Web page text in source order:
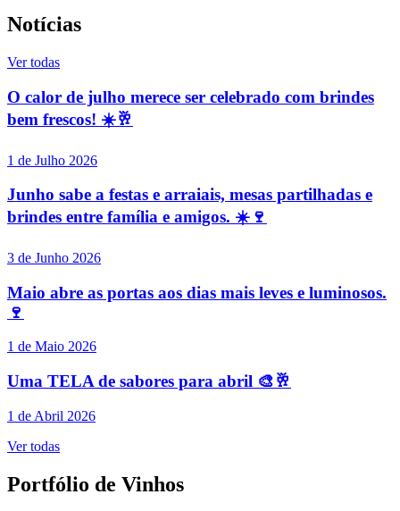
Notícias
Ver todas
O calor de julho merece ser celebrado com brindes
bem frescos! ☀️🥂
1 de Julho 2026
Junho sabe a festas e arraiais, mesas partilhadas e
brindes entre família e amigos. ☀️🍷
3 de Junho 2026
Maio abre as portas aos dias mais leves e luminosos.
🍷
1 de Maio 2026
Uma TELA de sabores para abril 🎨🥂
1 de Abril 2026
Ver todas
Portfólio de Vinhos